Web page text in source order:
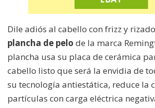
Dile adiós al cabello con frizz y
plancha de pelo de la marca
plancha usa su placa de cerámica
cabello listo que será la envidia de
su tecnología antiestática, reduce la
partículas con carga eléctrica